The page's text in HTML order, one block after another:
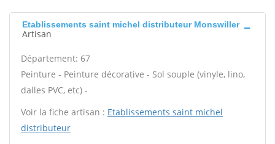
Etablissements saint michel distributeur Monswiller
Artisan
Département: 67
Peinture - Peinture décorative - Sol souple (vinyle, lino,
dalles PVC, etc) -
Voir la fiche artisan : Etablissements saint michel
distributeur